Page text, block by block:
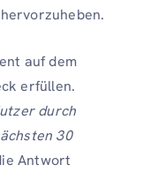
auf dem
erfüllen.
durch
30
Antwort